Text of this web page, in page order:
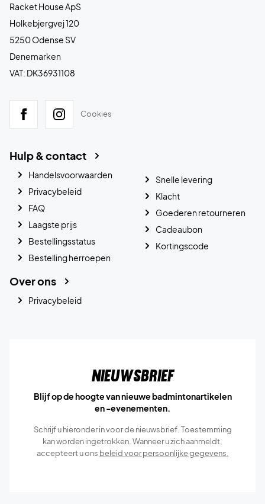
Racket House ApS
Holkebjergvej 120
5250 Odense SV
Denemarken
VAT: DK36931108
Cookies
Hulp & contact
Handelsvoorwaarden
Privacybeleid
FAQ
Laagste prijs
Bestellingsstatus
Bestelling herroepen
Snelle levering
Klacht
Goederen retourneren
Cadeaubon
Kortingscode
Over ons
Privacybeleid
Nieuwsbrief
Blijf op de hoogte van nieuwe badmintonartikelen
en -evenementen.
Schrijf u hieronder in voor de nieuwsbrief. Toestemming
kan worden ingetrokken. Wanneer u zich aanmeldt,
accepteert u ons beleid voor persoonlijke gegevens.